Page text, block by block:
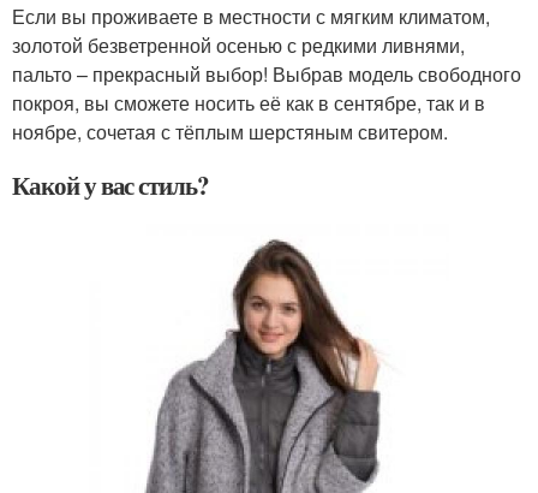
Если вы проживаете в местности с мягким климатом,
золотой безветренной осенью с редкими ливнями,
пальто – прекрасный выбор! Выбрав модель свободного
покроя, вы сможете носить её как в сентябре, так и в
ноябре, сочетая с тёплым шерстяным свитером.
Какой у вас стиль?